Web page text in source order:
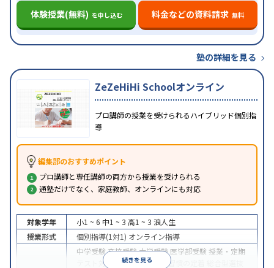
体験授業(無料) を申し込む 料金などの資料請求 無料
塾の詳細を見る
ZeZeHiHi Schoolオンライン
プロ講師の授業を受けられるハイブリッド個別指
導
編集部のおすすめポイント
プロ講師と専任講師の両方から授業を受けられる
通塾だけでなく、家庭教師、オンラインにも対応
続きを見る
対象学年 小1 ~ 6 中1 ~ 3 高1 ~ 3 浪人生
授業形式
個別指導(1対1) オンライン指導
中学受験高校受験大学受験 医学部受験 授業・定期
テスト対策
内申点対策 学習習慣の定着